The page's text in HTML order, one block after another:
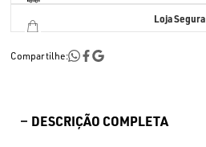
Loja Segura
Compartilhe:
DESCRIÇÃO COMPLETA